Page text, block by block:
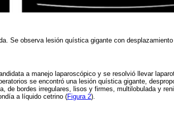
Se observa lesión quística gigante con
a manejo laparoscópico y se resolvió llevar
se encontró una lesión quística gigante,
de bordes irregulares, lisos y firmes, multilobulada y
a líquido cetrino (Figura 2).